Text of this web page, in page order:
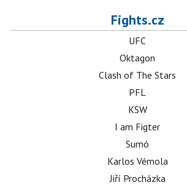
Fights.cz
UFC
Oktagon
Clash of The Stars
PFL
KSW
I am Figter
Sumó
Karlos Vémola
Jiří Procházka